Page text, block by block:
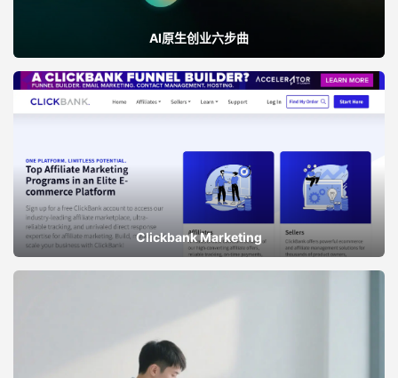
AI原生创业六步曲
Clickbank Marketing